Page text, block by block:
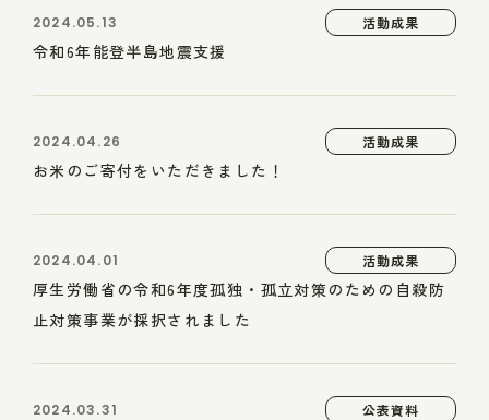
2024.05.13 活動成果
令和6年能登半島地震支援
2024.04.26 活動成果
お米のご寄付をいただきました！
2024.04.01 活動成果
厚生労働省の令和6年度孤独・孤立対策のための自殺防
止対策事業が採択されました
2024.03.31 公表資料